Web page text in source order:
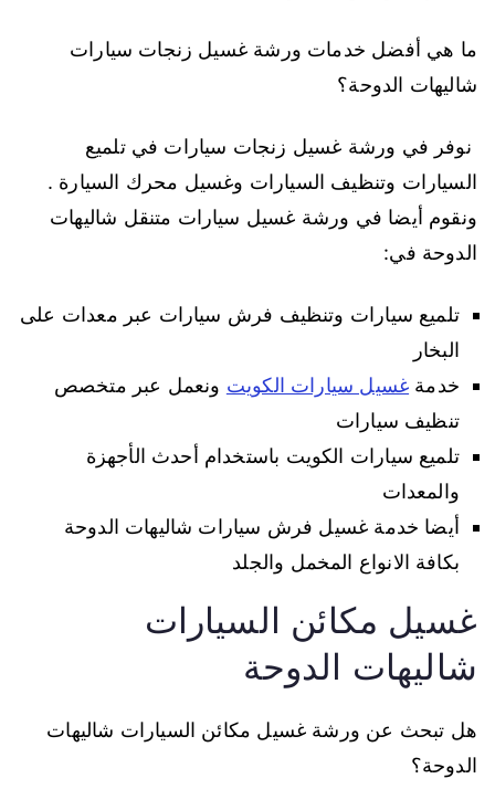
ما هي أفضل خدمات ورشة غسيل زنجات سيارات
شاليهات الدوحة؟
نوفر في ورشة غسيل زنجات سيارات في تلميع
السيارات وتنظيف السيارات وغسيل محرك السيارة .
ونقوم أيضا في ورشة غسيل سيارات متنقل شاليهات
الدوحة في:
تلميع سيارات وتنظيف فرش سيارات عبر معدات على
البخار
خدمة غسيل سيارات الكويت ونعمل عبر متخصص
تنظيف سيارات
تلميع سيارات الكويت باستخدام أحدث الأجهزة
والمعدات
أيضا خدمة غسيل فرش سيارات شاليهات الدوحة
بكافة الانواع المخمل والجلد
غسيل مكائن السيارات
شاليهات الدوحة
هل تبحث عن ورشة غسيل مكائن السيارات شاليهات
الدوحة؟